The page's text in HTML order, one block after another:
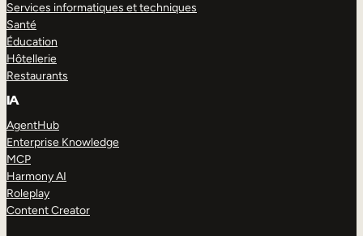
Services informatiques et techniques
Santé
Éducation
Hôtellerie
Restaurants
IA
AgentHub
Enterprise Knowledge
MCP
Harmony AI
Roleplay
Content Creator